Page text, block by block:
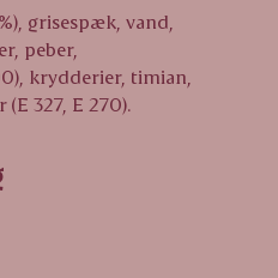
grisespæk, vand,
peber,
krydderier, timian,
327, E 270).